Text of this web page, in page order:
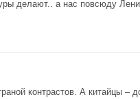
делают.. а нас повсюду
контрастов. А китайцы –